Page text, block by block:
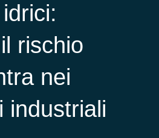
rischio
nei
industriali